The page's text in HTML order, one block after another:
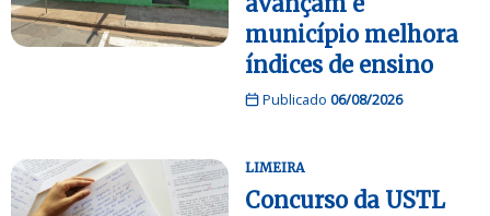
município melhora
índices de ensino
Publicado 06/08/2026
LIMEIRA
Concurso da USTL